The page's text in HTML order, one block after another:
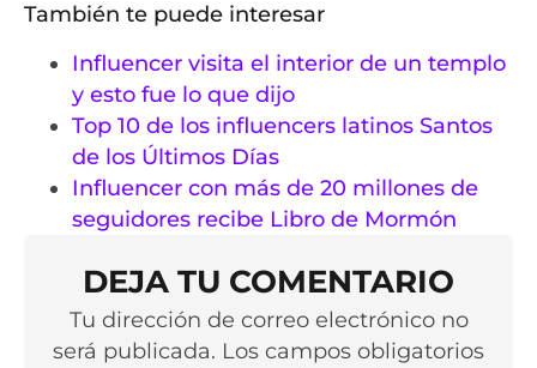
También te puede interesar
Influencer visita el interior de un templo
y esto fue lo que dijo
Top 10 de los influencers latinos Santos
de los Últimos Días
Influencer con más de 20 millones de
seguidores recibe Libro de Mormón
DEJA TU COMENTARIO
Tu dirección de correo electrónico no
será publicada. Los campos obligatorios